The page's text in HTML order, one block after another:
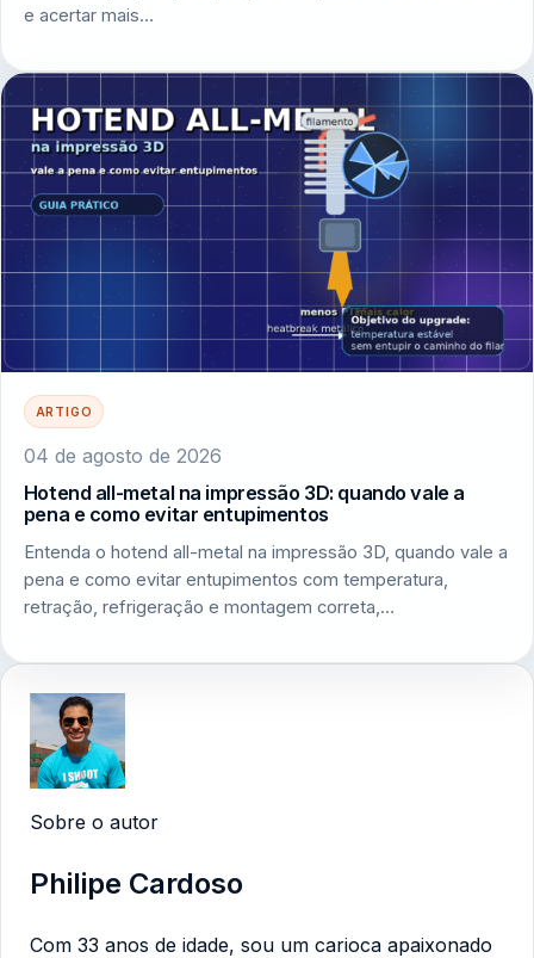
e acertar mais…
ARTIGO
04 de agosto de 2026
Hotend all-metal na impressão 3D: quando vale a
pena e como evitar entupimentos
Entenda o hotend all-metal na impressão 3D, quando vale a
pena e como evitar entupimentos com temperatura,
retração, refrigeração e montagem correta,…
Sobre o autor
Philipe Cardoso
Com 33 anos de idade, sou um carioca apaixonado